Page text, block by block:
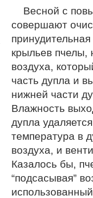
Весной с
совершают
крыльев пче­лы,
воздуха,
часть дупла и
нижней части
Влажность
дупла
температура в
воздуха, и
Казалось бы,
“подсасывая”